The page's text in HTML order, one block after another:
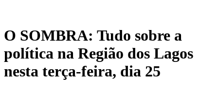
O SOMBRA: Tudo sobre a
política na Região dos Lagos
nesta terça-feira, dia 25